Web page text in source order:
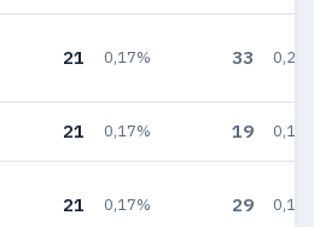
21 0,17% 33
21 0,17% 19
21 0,17% 29